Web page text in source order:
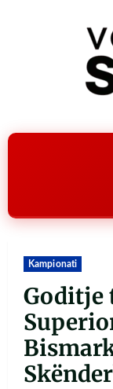
Kampionati
Goditje